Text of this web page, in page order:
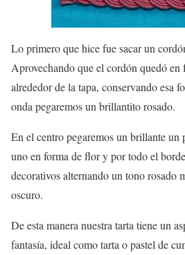
Lo primero que hice fue sacar un
Aprovechando que el cordón quedó
alrededor de la tapa, conservando esa
onda pegaremos un brillantito rosado.
En el centro pegaremos un brillante un
uno en forma de flor y por todo el
decorativos alternando un tono rosado
oscuro.
De esta manera nuestra tarta tiene un
fantasía, ideal como tarta o pastel de